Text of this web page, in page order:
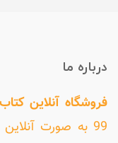
درباره ما
فروشگاه آنلاین
99 به صورت